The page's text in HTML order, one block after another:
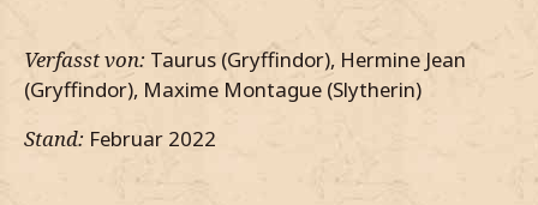
Verfasst von: Taurus (Gryffindor), Hermine Jean
(Gryffindor), Maxime Montague (Slytherin)
Stand: Februar 2022